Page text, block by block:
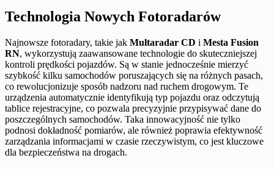
Technologia Nowych Fotoradarów
Najnowsze fotoradary, takie jak Multaradar CD i Mesta Fusion
RN, wykorzystują zaawansowane technologie do skuteczniejszej
kontroli prędkości pojazdów. Są w stanie jednocześnie mierzyć
szybkość kilku samochodów poruszających się na różnych pasach,
co rewolucjonizuje sposób nadzoru nad ruchem drogowym. Te
urządzenia automatycznie identyfikują typ pojazdu oraz odczytują
tablice rejestracyjne, co pozwala precyzyjnie przypisywać dane do
poszczególnych samochodów. Taka innowacyjność nie tylko
podnosi dokładność pomiarów, ale również poprawia efektywność
zarządzania informacjami w czasie rzeczywistym, co jest kluczowe
dla bezpieczeństwa na drogach.